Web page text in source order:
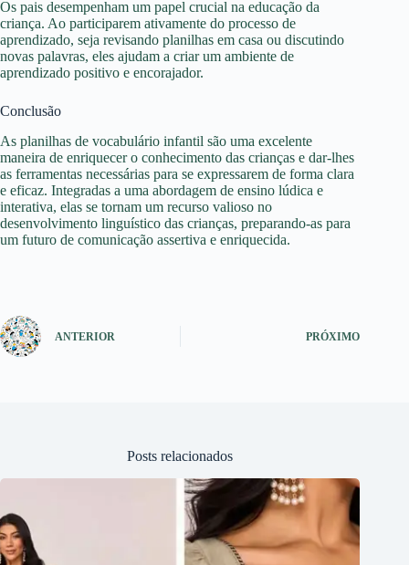
Os pais desempenham um papel crucial na educação da
criança. Ao participarem ativamente do processo de
aprendizado, seja revisando planilhas em casa ou discutindo
novas palavras, eles ajudam a criar um ambiente de
aprendizado positivo e encorajador.
Conclusão
As planilhas de vocabulário infantil são uma excelente
maneira de enriquecer o conhecimento das crianças e dar-lhes
as ferramentas necessárias para se expressarem de forma clara
e eficaz. Integradas a uma abordagem de ensino lúdica e
interativa, elas se tornam um recurso valioso no
desenvolvimento linguístico das crianças, preparando-as para
um futuro de comunicação assertiva e enriquecida.
ANTERIOR PRÓXIMO
Posts relacionados